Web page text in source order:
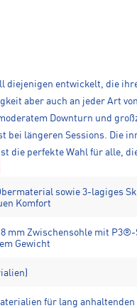
diejenigen entwickelt, die
aber auch an jeder Art
Downturn und
bei längeren Sessions. Die
die perfekte Wahl für alle,
sowie 3-lagiges
Komfort
mm Zwischensohle mit
Gewicht
für lang anhaltenden